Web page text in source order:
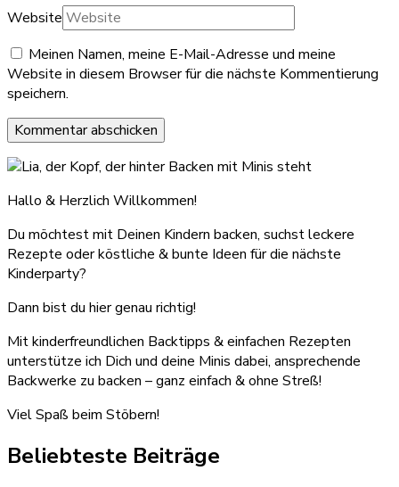
Website
Meinen Namen, meine E-Mail-Adresse und meine
Website in diesem Browser für die nächste Kommentierung
speichern.
Hallo & Herzlich Willkommen!
Du möchtest mit Deinen Kindern backen, suchst leckere
Rezepte oder köstliche & bunte Ideen für die nächste
Kinderparty?
Dann bist du hier genau richtig!
Mit kinderfreundlichen Backtipps & einfachen Rezepten
unterstütze ich Dich und deine Minis dabei, ansprechende
Backwerke zu backen – ganz einfach & ohne Streß!
Viel Spaß beim Stöbern!
Beliebteste Beiträge